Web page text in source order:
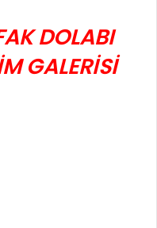
DOLABI
GALERİSİ